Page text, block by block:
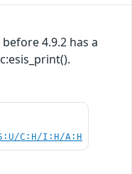
4.9.2 has a
C:H/I:H/A:H